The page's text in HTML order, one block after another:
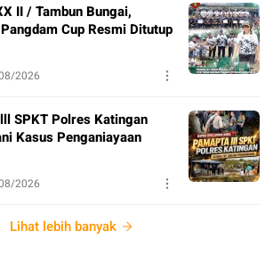
II / Tambun Bungai,
Cup Resmi Ditutup
2026
SPKT Polres Katingan
Kasus Penganiayaan
2026
Lihat lebih banyak